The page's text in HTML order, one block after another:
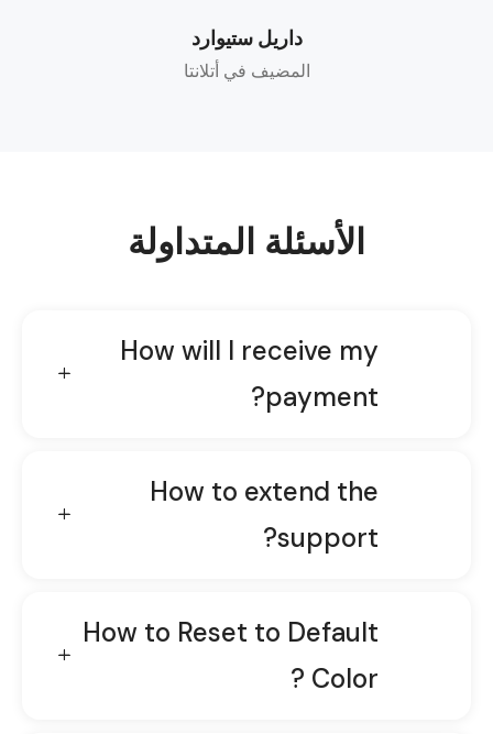
داريل ستيوارد
المضيف في أتلانتا
الأسئلة المتداولة
How will I receive my
payment?
How to extend the
support?
How to Reset to Default
Color ?